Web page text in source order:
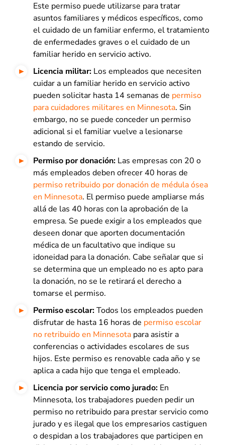
Este permiso puede utilizarse para tratar
asuntos familiares y médicos específicos, como
el cuidado de un familiar enfermo, el tratamiento
de enfermedades graves o el cuidado de un
familiar herido en servicio activo.
Licencia militar: Los empleados que necesiten
cuidar a un familiar herido en servicio activo
pueden solicitar hasta 14 semanas de permiso
para cuidadores militares en Minnesota. Sin
embargo, no se puede conceder un permiso
adicional si el familiar vuelve a lesionarse
estando de servicio.
Permiso por donación: Las empresas con 20 o
más empleados deben ofrecer 40 horas de
permiso retribuido por donación de médula ósea
en Minnesota. El permiso puede ampliarse más
allá de las 40 horas con la aprobación de la
empresa. Se puede exigir a los empleados que
deseen donar que aporten documentación
médica de un facultativo que indique su
idoneidad para la donación. Cabe señalar que si
se determina que un empleado no es apto para
la donación, no se le retirará el derecho a
tomarse el permiso.
Permiso escolar:Todos los empleados pueden
disfrutar de hasta 16 horas de permiso escolar
no retribuido en Minnesota para asistir a
conferencias o actividades escolares de sus
hijos. Este permiso es renovable cada año y se
aplica a cada hijo que tenga el empleado.
Licencia por servicio como jurado: En
Minnesota, los trabajadores pueden pedir un
permiso no retribuido para prestar servicio como
jurado y es ilegal que los empresarios castiguen
o despidan a los trabajadores que participen en